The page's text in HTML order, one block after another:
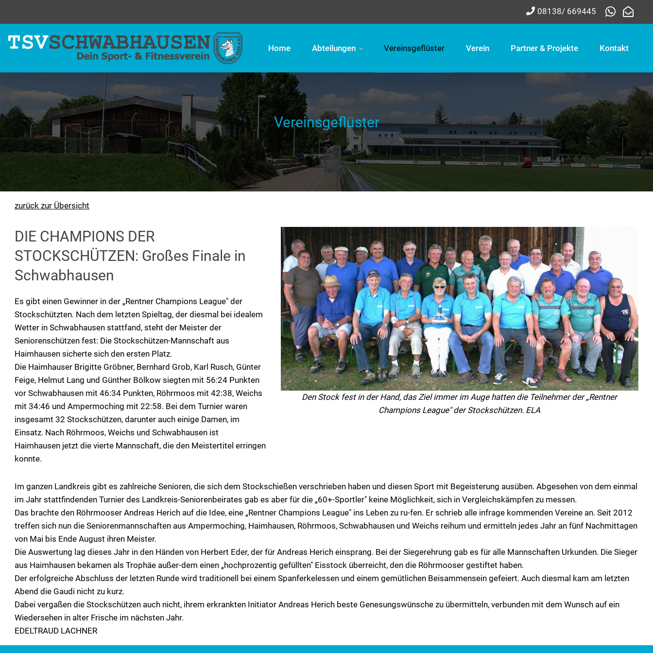
08138/ 669445
Home Abteilungen Vereinsgeflüster Verein Partner & Projekte Kontakt
Vereinsgeflüster
zurück zur Übersicht
DIE CHAMPIONS DER
STOCKSCHÜTZEN: Großes Finale in
Schwabhausen
Es gibt einen Gewinner in der „Rentner Champions League" der
Stockschützten. Nach dem letzten Spieltag, der diesmal bei idealem
Wetter in Schwabhausen stattfand, steht der Meister der
Seniorenschützen fest: Die Stockschützen-Mannschaft aus
Haimhausen sicherte sich den ersten Platz.
Die Haimhauser Brigitte Gröbner, Bernhard Grob, Karl Rusch, Günter
Feige, Helmut Lang und Günther Bölkow siegten mit 56:24 Punkten
vor Schwabhausen mit 46:34 Punkten, Röhrmoos mit 42:38, Weichs
mit 34:46 und Ampermoching mit 22:58. Bei dem Turnier waren
insgesamt 32 Stockschützen, darunter auch einige Damen, im
Einsatz. Nach Röhrmoos, Weichs und Schwabhausen ist
Haimhausen jetzt die vierte Mannschaft, die den Meistertitel erringen
konnte.
Den Stock fest in der Hand, das Ziel immer im Auge hatten die Teilnehmer der „Rentner
Champions League" der Stockschützen. ELA
Im ganzen Landkreis gibt es zahlreiche Senioren, die sich dem Stockschießen verschrieben haben und diesen Sport mit Begeisterung ausüben. Abgesehen von dem einmal
im Jahr stattfindenden Turnier des Landkreis-Seniorenbeirates gab es aber für die „60+-Sportler" keine Möglichkeit, sich in Vergleichskämpfen zu messen.
Das brachte den Röhrmooser Andreas Herich auf die Idee, eine „Rentner Champions League" ins Leben zu ru-fen. Er schrieb alle infrage kommenden Vereine an. Seit 2012
treffen sich nun die Seniorenmannschaften aus Ampermoching, Haimhausen, Röhrmoos, Schwabhausen und Weichs reihum und ermitteln jedes Jahr an fünf Nachmittagen
von Mai bis Ende August ihren Meister.
Die Auswertung lag dieses Jahr in den Händen von Herbert Eder, der für Andreas Herich einsprang. Bei der Siegerehrung gab es für alle Mannschaften Urkunden. Die Sieger
aus Haimhausen bekamen als Trophäe außer-dem einen „hochprozentig gefüllten" Eisstock überreicht, den die Röhrmooser gestiftet haben.
Der erfolgreiche Abschluss der letzten Runde wird traditionell bei einem Spanferkelessen und einem gemütlichen Beisammensein gefeiert. Auch diesmal kam am letzten
Abend die Gaudi nicht zu kurz.
Dabei vergaßen die Stockschützen auch nicht, ihrem erkrankten Initiator Andreas Herich beste Genesungswünsche zu übermitteln, verbunden mit dem Wunsch auf ein
Wiedersehen in alter Frische im nächsten Jahr.
EDELTRAUD LACHNER